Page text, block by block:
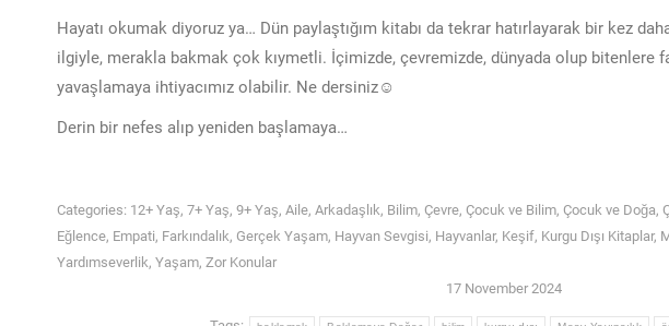
Hayatı okumak diyoruz ya… Dün paylaştığım kitabı da tekrar hatırlayarak bir kez
ilgiyle, merakla bakmak çok kıymetli. İçimizde, çevremizde, dünyada olup bitenlere
yavaşlamaya ihtiyacımız olabilir. Ne dersiniz☺️
Derin bir nefes alıp yeniden başlamaya…
Categories: 12+ Yaş, 7+ Yaş, 9+ Yaş, Aile, Arkadaşlık, Bilim, Çevre, Çocuk ve Bilim, Çocuk ve Doğa,
Eğlence, Empati, Farkındalık, Gerçek Yaşam, Hayvan Sevgisi, Hayvanlar, Keşif, Kurgu Dışı Kitaplar,
Yardımseverlik, Yaşam, Zor Konular
17 November 2024